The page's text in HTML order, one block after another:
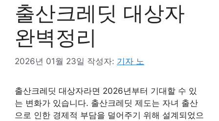
출산크레딧 대상자
완벽정리
2026년 01월 23일 작성자: 기자 노
출산크레딧 대상자라면 2026년부터 기대할 수 있
는 변화가 있습니다. 출산크레딧 제도는 자녀 출산
으로 인한 경제적 부담을 덜어주기 위해 설계되었으